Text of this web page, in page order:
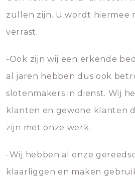
zullen zijn. U wordt hiermee
verrast.
-Ook zijn wij een erkende
al jaren hebben dus ook
slotenmakers in dienst. Wij
klanten en gewone klanten
zijn met onze werk.
-Wij hebben al onze
klaarliggen en maken